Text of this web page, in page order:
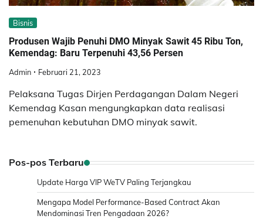
Bisnis
Produsen Wajib Penuhi DMO Minyak Sawit 45 Ribu Ton,
Kemendag: Baru Terpenuhi 43,56 Persen
Admin Februari 21, 2023
Pelaksana Tugas Dirjen Perdagangan Dalam Negeri
Kemendag Kasan mengungkapkan data realisasi
pemenuhan kebutuhan DMO minyak sawit.
Pos-pos Terbaru
Update Harga VIP WeTV Paling Terjangkau
Mengapa Model Performance-Based Contract Akan
Mendominasi Tren Pengadaan 2026?